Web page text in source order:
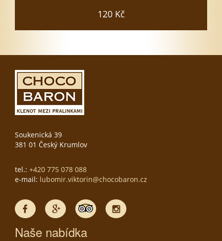
120 Kč
Soukenická 39
381 01 Český Krumlov
tel.: +420 775 078 088
e-mail: lubomir.viktorin@chocobaron.cz
Naše nabídka